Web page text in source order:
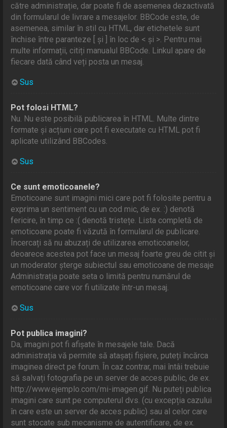
către administrație, dar poate fi de asemenea dezactivată
din formularul de livrare a mesajelor. BBCode este, de
asemenea, similar în stil cu HTML, dar etichetele sunt
închise între paranteze [ și ] în loc de < şi >. Pentru mai
multe informații, citiți manualul BBCode. Linkul apare de
fiecare dată când veți posta un mesaj.
Sus
Pot folosi HTML?
Nu. Nu este posibilă publicarea în HTML. Multe dintre
formate și acțiuni care pot fi executate cu HTML pot fi
aplicate utilizând BBCodes.
Sus
Ce sunt emoticoanele?
Emoticoane sunt imagini mici care pot fi folosite pentru a
exprima un sentiment cu un cod mic, de ex. :) denotă
fericire, în timp ce :( denotă tristețe. Lista completă de
emoticoane poate fi văzută în formularul de publicare.
Încercați să nu abuzați de utilizarea emoticoanelor,
deoarece acestea pot face un mesaj foarte greu de citit și
un moderator șterge subiectul sau emoticoane de mesaje
Administrația poate seta o limită pentru numărul de
emoticoane care vor fi utilizate într-un mesaj.
Sus
Pot publica imagini?
Da, imagini pot fi afișate în mesajele tale. Dacă
administrația vă permite să atașați fișiere, puteți încărca
imaginea direct pe forum. În caz contrar, mai întâi trebuie
să salvați fotografia pe un server de acces public, de ex.
http://www.ejemplo.com/mi-imagen.gif. Nu puteți publica
imagini care sunt pe computerul dvs. (cu excepția cazului
în care este un server de acces public) sau al celor care
sunt stocate sub mecanisme de autentificare, de ex.